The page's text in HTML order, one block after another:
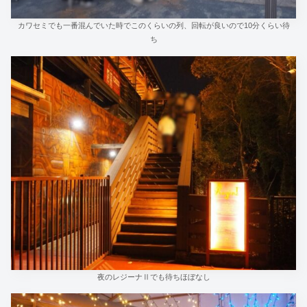
カワセミでも一番混んでいた時でこのくらいの列、回転が良いので10分くらい待
ち
夜のレジーナⅡでも待ちほぼなし